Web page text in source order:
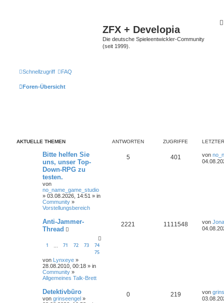
ZFX + Developia
Die deutsche Spieleentwickler-Community
(seit 1999).
Schnellzugriff FAQ
Foren-Übersicht
AKTUELLE THEMEN ANTWORTEN ZUGRIFFE
Bitte helfen Sie
uns, unser Top-
Down-RPG zu
testen.
von
no_name_game_studio
» 03.08.2026, 14:51 » in
Community »
Vorstellungsbereich
5 401 von
Anti-Jammer-
Thread
1 71 72 73
74
75
von Lynxeye »
28.08.2010, 00:18 » in
Community »
Allgemeines Talk-Brett
2221 1111548 von
Detektivbüro
von grinseengel »
0 219 von